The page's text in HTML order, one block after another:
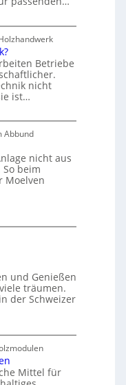
Betriebe
nicht
ist…
Abbund
nicht aus
beim
Moelven
und Genießen
träumen.
der Schweizer
Mittel für